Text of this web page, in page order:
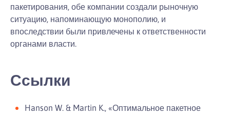
пакетирования, обе компании создали рыночную
ситуацию, напоминающую монополию, и
впоследствии были привлечены к ответственности
органами власти.
Ссылки
Hanson W. & Martin K., «Оптимальное пакетное